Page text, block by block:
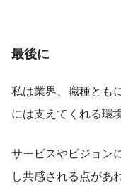
最後に
私は業界、職種とも
には支えてくれる環
サービスやビジョン
し共感される点があ